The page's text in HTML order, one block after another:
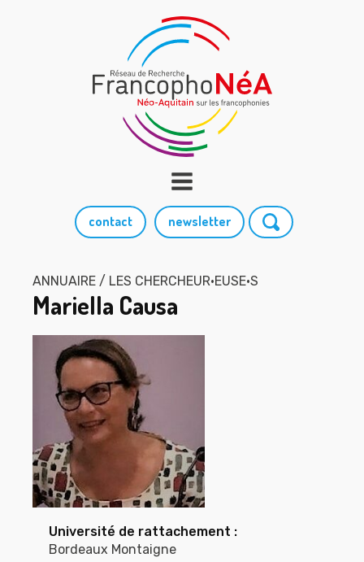
contact newsletter
ANNUAIRE / LES CHERCHEUR·EUSE·S
Mariella Causa
Université de rattachement :
Bordeaux Montaigne